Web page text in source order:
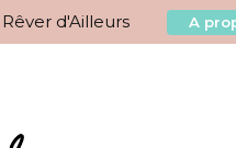
d'Ailleurs A